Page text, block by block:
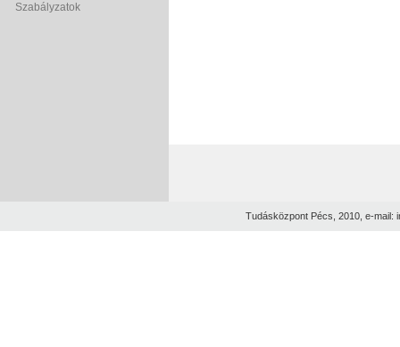
Szabályzatok
Tudásközpont Pécs, 2010, e-mail: